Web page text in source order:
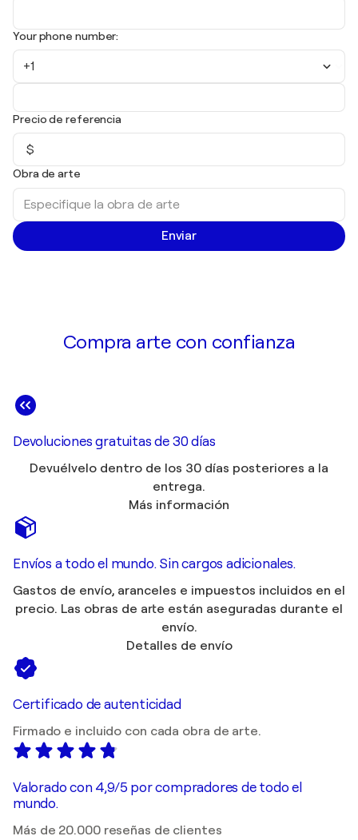
Your phone number:
+1
Precio de referencia
$
Obra de arte
Enviar
Compra arte con confianza
Devoluciones gratuitas de 30 días
Devuélvelo dentro de los 30 días posteriores a la
entrega.
Más información
Envíos a todo el mundo. Sin cargos adicionales.
Gastos de envío, aranceles e impuestos incluidos en el
precio. Las obras de arte están aseguradas durante el
envío.
Detalles de envío
Certificado de autenticidad
Firmado e incluido con cada obra de arte.
Valorado con 4,9/5 por compradores de todo el
mundo.
Más de 20.000 reseñas de clientes